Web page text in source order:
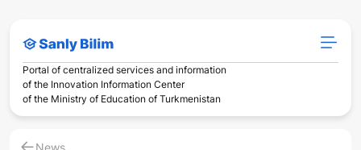
Portal of centralized services and information
of the Innovation Information Center
of the Ministry of Education of Turkmenistan
News